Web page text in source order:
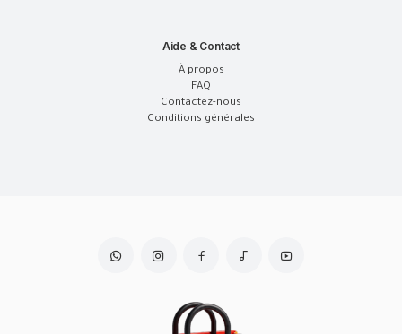
Aide & Contact
À propos
FAQ
Contactez-nous
Conditions générales